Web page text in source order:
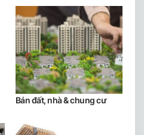
Bán đất, nhà & chung cư